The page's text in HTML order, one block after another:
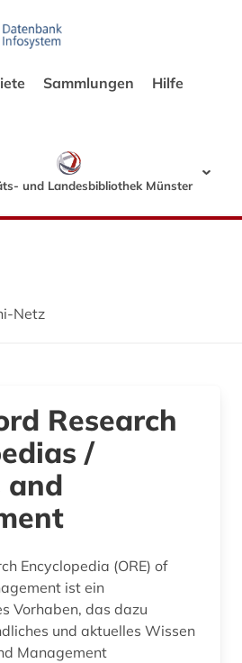
Sammlungen Hilfe
und Landesbibliothek Münster
Netz
Research
/
and
Encyclopedia (ORE) of
ist ein
Vorhaben, das dazu
und aktuelles Wissen
Management